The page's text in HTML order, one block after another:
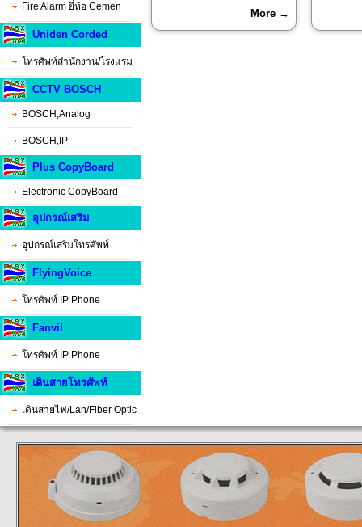
Fire Alarm ยี่ห้อ Cemen
Uniden Corded
โทรศัพท์สำนักงาน/โรงแรม
CCTV BOSCH
BOSCH,Analog
BOSCH,IP
Plus CopyBoard
Electronic CopyBoard
อุปกรณ์เสริม
อุปกรณ์เสริมโทรศัพท์
FlyingVoice
โทรศัพท์ IP Phone
Fanvil
โทรศัพท์ IP Phone
เดินสายโทรศัพท์
เดินสายไฟ/Lan/Fiber Optic
More →